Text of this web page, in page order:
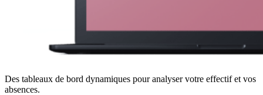
Des tableaux de bord dynamiques pour analyser votre effectif et vos
absences.